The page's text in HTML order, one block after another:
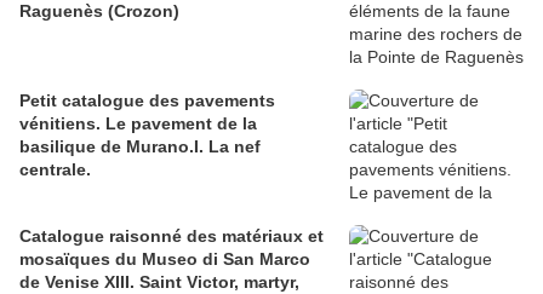
Raguenès (Crozon)
Petit catalogue des pavements
vénitiens. Le pavement de la
basilique de Murano.I. La nef
centrale.
Catalogue raisonné des matériaux et
mosaïques du Museo di San Marco
de Venise XIII. Saint Victor, martyr,